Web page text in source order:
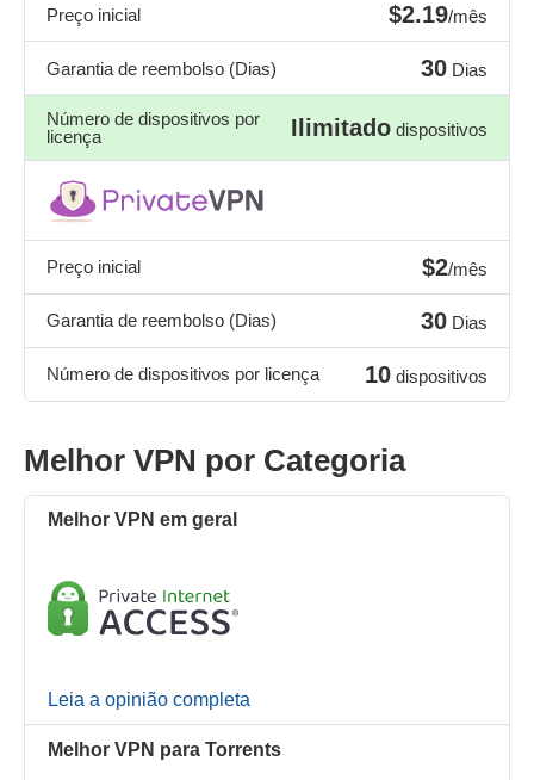
Preço inicial $2.19/mês
Garantia de reembolso (Dias) 30 Dias
Número de dispositivos por
licença
Ilimitado dispositivos
Preço inicial $2/mês
Garantia de reembolso (Dias) 30 Dias
Número de dispositivos por licença 10 dispositivos
Melhor VPN por Categoria
Melhor VPN em geral
Leia a opinião completa
Melhor VPN para Torrents